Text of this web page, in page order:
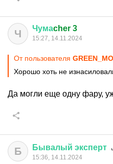
Ч Чумаcher 3
15:27, 14.11.2024
От пользователя
Хорошо хоть не
Да могли еще одну фару,
Б Бывалый эксперт
15:36, 14.11.2024